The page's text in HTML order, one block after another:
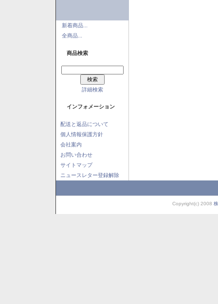
新着商品...
全商品...
商品検索
詳細検索
インフォメーション
配送と返品について
個人情報保護方針
会社案内
お問い合わせ
サイトマップ
ニュースレター登録解除
Copyright(c) 2008